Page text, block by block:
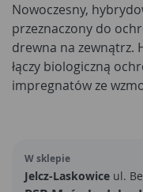
Nowoczesny,
przeznaczony do
drewna na zewnątrz.
łączy biologiczną
impregnatów ze
czynnikami
Tworzy trwałą,
W sklepie
Jelcz-Laskowice ul.